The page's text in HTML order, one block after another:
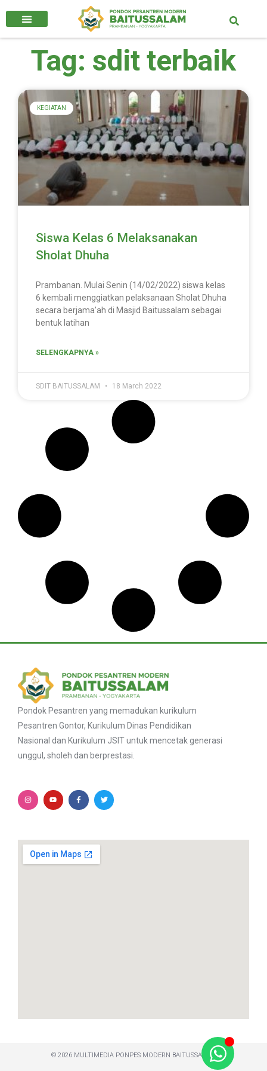
Tag: sdit terbaik
KEGIATAN
Siswa Kelas 6 Melaksanakan
Sholat Dhuha
Prambanan. Mulai Senin (14/02/2022) siswa kelas
6 kembali menggiatkan pelaksanaan Sholat Dhuha
secara berjama’ah di Masjid Baitussalam sebagai
bentuk latihan
SELENGKAPNYA »
SDIT BAITUSSALAM 18 March 2022
Pondok Pesantren yang memadukan kurikulum
Pesantren Gontor, Kurikulum Dinas Pendidikan
Nasional dan Kurikulum JSIT untuk mencetak generasi
unggul, sholeh dan berprestasi.
© 2026 MULTIMEDIA PONPES MODERN BAITUSSALAM